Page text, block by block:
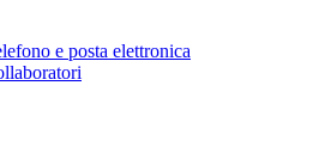
e posta elettronica